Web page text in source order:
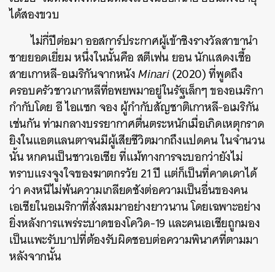
ได้สองขวบ
ไม่กี่ปีต่อมา ออสการ์ประกาศผู้เข้าชิงรางวัลสาขานำ
ชายยอดเยี่ยม หนึ่งในนั้นคือ สตีเฟน ยอน นักแสดงเชื้อ
สายเกาหลี-อเมริกันจากหนังMinari(2020) ที่พูดถึง
ครอบครัวชาวเกาหลีที่อพยพมาอยู่ในรัฐเล็กๆ ของอเมริกา
กำกับโดย อี ไอแซก จอง ผู้กำกับสัญชาติเกาหลี-อเมริกัน
เช่นกัน ท่ามกลางบรรยากาศตื่นตระหนักเมื่อเกิดเหตุกราด
ยิงในแอตแลนตาจนมีผู้เสียชีวิตมากถึงแปดคน ในจำนวน
นั้น หกคนเป็นชาวเอเชีย ที่แม้ทางการจะบอกว่ายังไม่
ทราบแรงจูงใจของฆาตกรวัย 21 ปี แต่ก็เป็นที่คาดเดาได้
ว่า คงหนีไม่พ้นความเกลียดชังต่อความเป็นอื่นของคน
เอเชียในอเมริกาที่สั่งสมมาอย่างยาวนาน โดยเฉพาะอย่าง
ยิ่งหลังการแพร่ระบาดของโควิด-19 และคนเอเชียถูกมอง
เป็นแพะรับบาปที่ต้องรับผิดชอบต่อความพินาศที่ตามมา
หลังจากนั้น